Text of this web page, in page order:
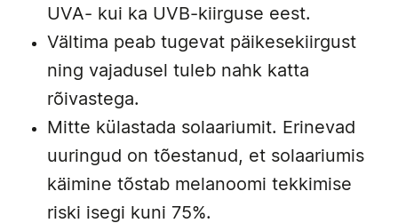
UVA- kui ka UVB-kiirguse eest.
Vältima peab tugevat päikesekiirgust
ning vajadusel tuleb nahk katta
rõivastega.
Mitte külastada solaariumit. Erinevad
uuringud on tõestanud, et solaariumis
käimine tõstab melanoomi tekkimise
riski isegi kuni 75%.